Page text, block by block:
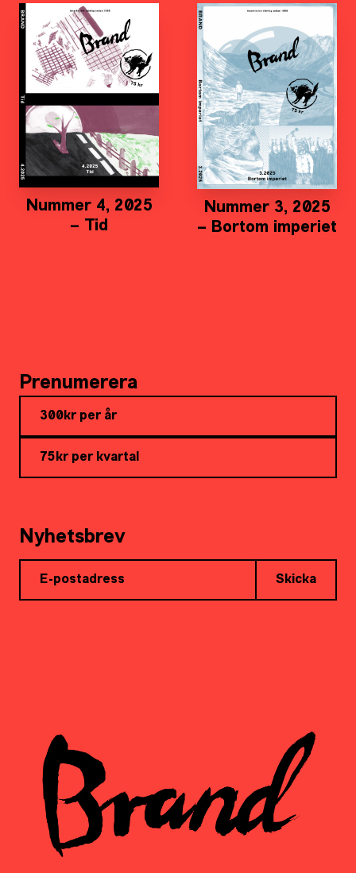
Nummer 4, 2025
– Tid
Nummer 3, 2025
– Bortom imperiet
Prenumerera
300kr per år
75kr per kvartal
Nyhetsbrev
Skicka